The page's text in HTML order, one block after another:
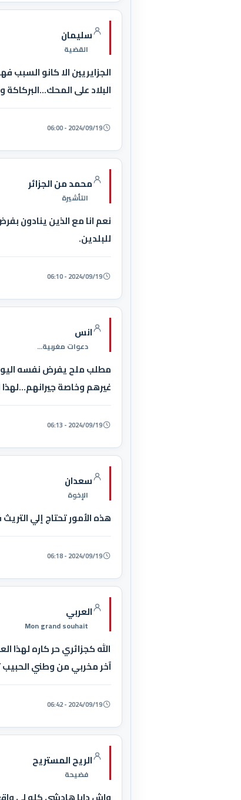
سليمان
القضية
الجزايريين الا كانو
البلاد على
2024/09/19 - 06:00
محمد من الجزائر
التأشيرة
نعم انا مع الذين ينادون
للبلدين.
2024/09/19 - 06:10
انس
دعوات مغربية...
مطلب ملح يفرض نفسه اليوم
غيرهم وخاصة
2024/09/19 - 06:13
سعدان
الإخوة
هذه الأمور تحتاج إلي
2024/09/19 - 06:18
العربي
Mon grand souhait
الله كجزائري حر كاره لهذا
آخر مخربي من وطني الحبيب
2024/09/19 - 06:42
الريح المستريح
فضيحة